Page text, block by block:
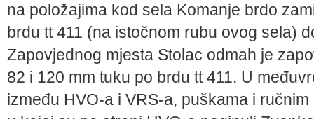
na položajima kod sela Komanje brdo
brdu tt 411 (na istočnom rubu ovog sela)
Zapovjednog mjesta Stolac odmah je
82 i 120 mm tuku po brdu tt 411. U
između HVO-a i VRS-a, puškama i